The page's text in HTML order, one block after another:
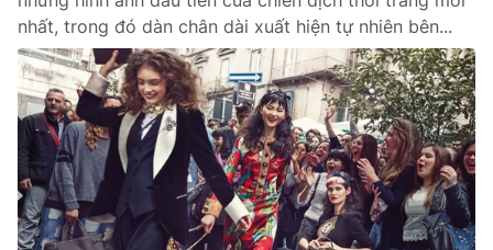
nhất, trong đó dàn chân dài xuất hiện tự nhiên bên...